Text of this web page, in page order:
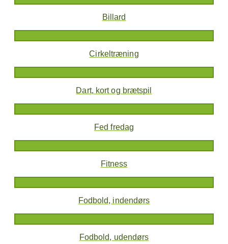
Billard
Cirkeltræning
Dart, kort og brætspil
Fed fredag
Fitness
Fodbold, indendørs
Fodbold, udendørs